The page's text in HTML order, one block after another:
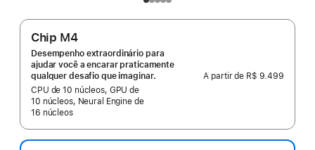
Chip M4
Desempenho extraordinário para
ajudar você a encarar praticamente
qualquer desafio que imaginar.
CPU de 10 núcleos, GPU de
10 núcleos, Neural Engine de
16 núcleos
A partir de R$ 9.499